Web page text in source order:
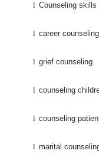
l Counseling skills
l career counseling
l grief counseling
l counseling
l counseling
l marital